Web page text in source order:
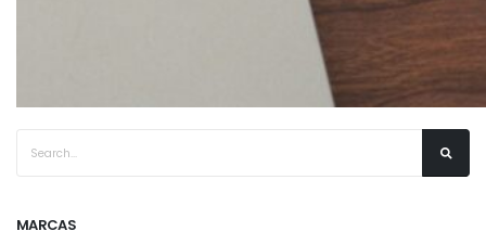
MARCAS